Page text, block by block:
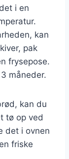
i en
kan
pak
frysepose.
måneder.
kan du
tø op ved
det i ovnen
friske